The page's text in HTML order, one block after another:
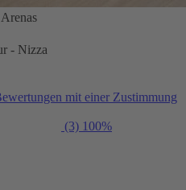
- Nizza
mit einer Zustimmung
(3) 100%